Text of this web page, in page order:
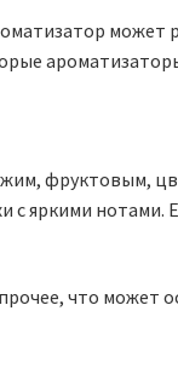
может
фруктовым,
яркими нотами.
что может